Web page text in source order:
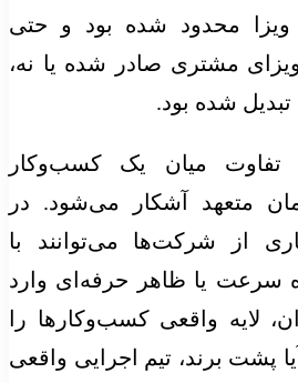
محدود شده بود و حتی
ویزای مشتری صادر شده یا نه،
شده بود.
تفاوت میان یک کسب‌وکار
متعهد آشکار می‌شود. در
از شرکت‌ها می‌توانند با
سرعت یا ظاهر حرفه‌ای وارد
لایه واقعی کسب‌وکارها را
پشت برند، تیم اجرایی واقعی